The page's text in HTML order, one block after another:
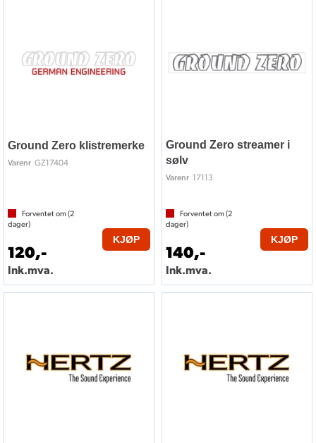
Ground Zero klistremerke
Varenr GZ17404
Forventet om (2
dager)
120,-
Ink.mva.
KJØP
Ground Zero streamer i
sølv
Varenr 17113
Forventet om (2
dager)
140,-
Ink.mva.
KJØP